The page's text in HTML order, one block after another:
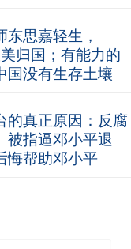
东思嘉轻生，
归国；有能力的
国没有生存土壤
的真正原因：反腐
被指逼邓小平退
悔帮助邓小平